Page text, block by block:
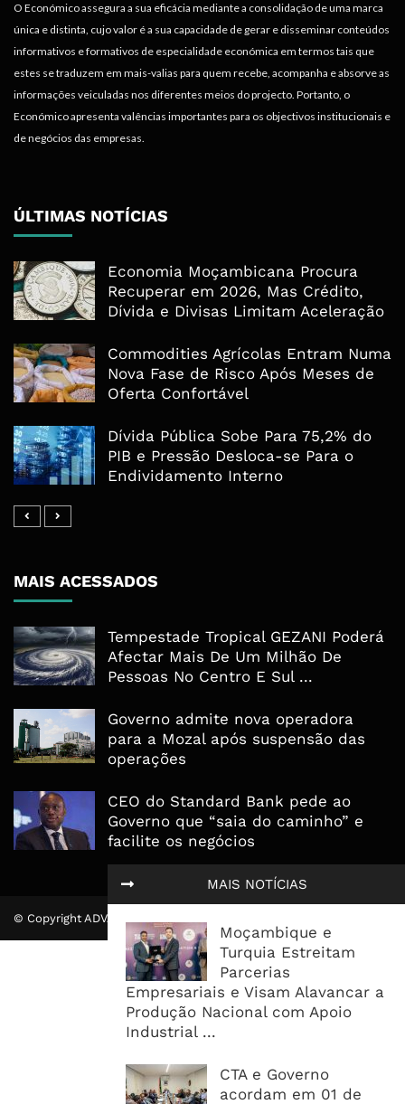
MAIS NOTÍCIAS
Moçambique e
Turquia Estreitam
Parcerias
Empresariais e Visam Alavancar a
Produção Nacional com Apoio
Industrial ...
CTA e Governo
acordam em 01 de
O Económico assegura a sua eficácia mediante a consolidação de uma marca
única e distinta, cujo valor é a sua capacidade de gerar e disseminar conteúdos
informativos e formativos de especialidade económica em termos tais que
estes se traduzem em mais-valias para quem recebe, acompanha e absorve as
informações veiculadas nos diferentes meios do projecto. Portanto, o
Económico apresenta valências importantes para os objectivos institucionais e
de negócios das empresas.
ÚLTIMAS NOTÍCIAS
Economia Moçambicana Procura
Recuperar em 2026, Mas Crédito,
Dívida e Divisas Limitam Aceleração
Commodities Agrícolas Entram Numa
Nova Fase de Risco Após Meses de
Oferta Confortável
Dívida Pública Sobe Para 75,2% do
PIB e Pressão Desloca-se Para o
Endividamento Interno
MAIS ACESSADOS
Tempestade Tropical GEZANI Poderá
Afectar Mais De Um Milhão De
Pessoas No Centro E Sul ...
Governo admite nova operadora
para a Mozal após suspensão das
operações
CEO do Standard Bank pede ao
Governo que “saia do caminho” e
facilite os negócios
© Copyright ADVALUE. Todos Direitos Reservados.